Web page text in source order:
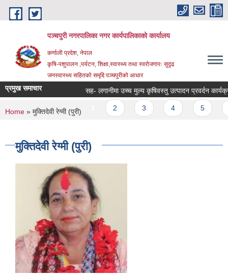
Skip to main content
पञ्चपुरी नगरपालिका नगर कार्यपालिकाको कार्यालय
कर्णाली प्रदेश, नेपाल
कृषि-पशुपालन ,पर्यटन, शिक्षा,स्वास्थ्य तथा स्वरोजगारः सुदृढ
जनस्वास्थ्य सहितको समृद्दि पञ्चपुरीको आधार
प्रमुख समाचार सह- लगानीमा उच्च मुल्य कृषिवस्तु उत्पादन प्रवर्दन
Pages
1
You are here
Home » मुक्तिदेवी रेग्मी (पुरी)
मुक्तिदेवी रेग्मी (पुरी)